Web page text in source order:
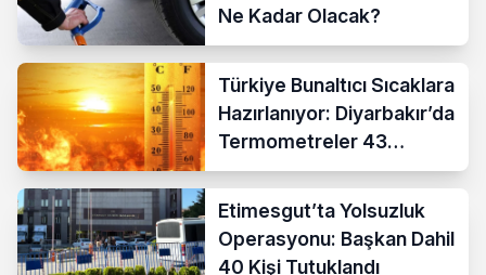
Ne Kadar Olacak?
Türkiye Bunaltıcı Sıcaklara
Hazırlanıyor: Diyarbakır’da
Termometreler 43
Dereceyi Gösterecek
Etimesgut’ta Yolsuzluk
Operasyonu: Başkan Dahil
40 Kişi Tutuklandı